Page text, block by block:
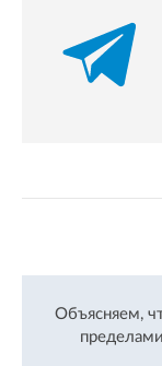
Объясняем,